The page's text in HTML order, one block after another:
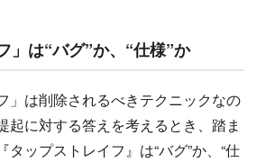
」は“バグ”か、“仕様”か
」は削除されるべきテクニックなの
起に対する答えを考えるとき、踏ま
タップストレイフ』は“バグ”か、“仕